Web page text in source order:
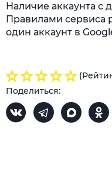
Наличие аккаунта с
Правилами сервиса
один аккаунт в
Поделиться: